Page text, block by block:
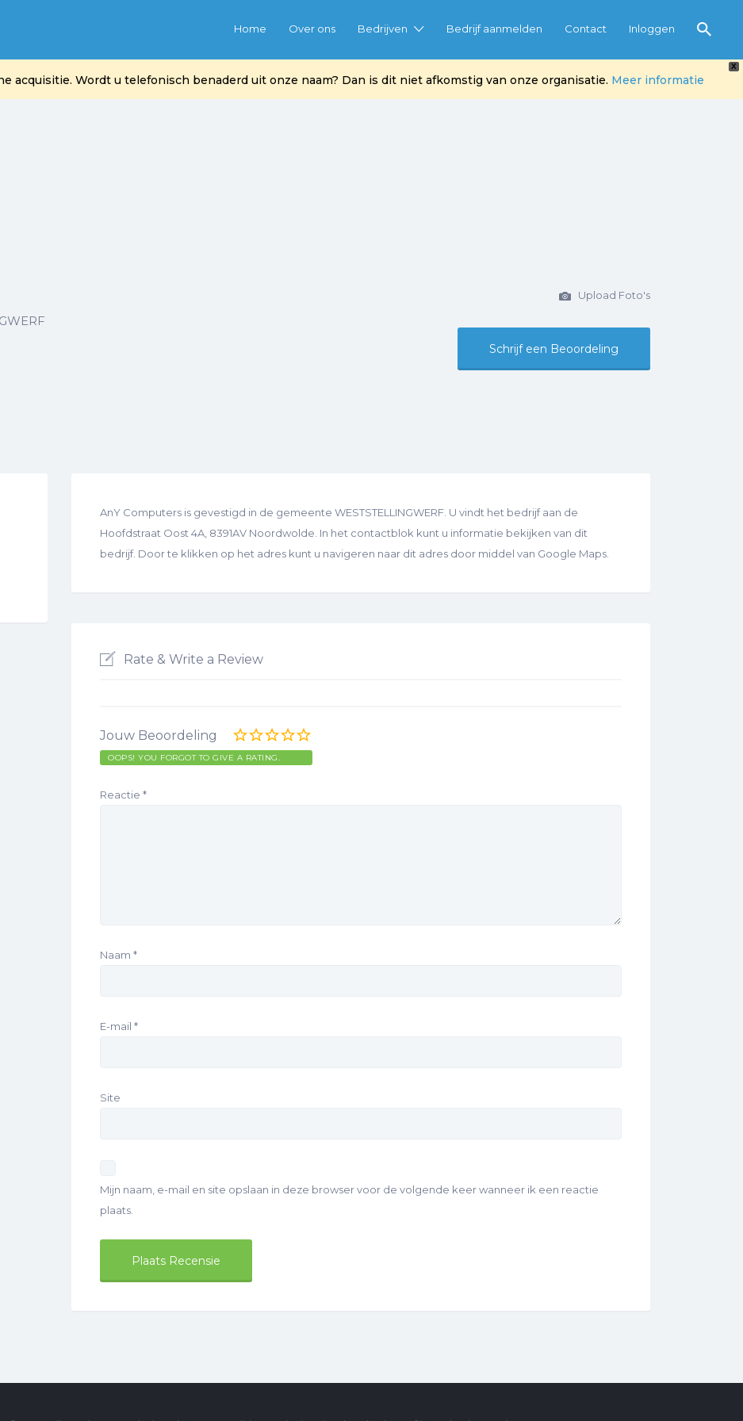
X
acquisitie. Wordt u telefonisch benaderd uit onze naam? Dan is dit niet afkomstig van onze organisatie. Meer informatie
Home Over ons Bedrijven Bedrijf aanmelden Contact Inloggen
Upload Foto's
Schrijf een Beoordeling
AnY Computers is gevestigd in de gemeente WESTSTELLINGWERF. U vindt het bedrijf aan de
Hoofdstraat Oost 4A, 8391AV Noordwolde. In het contactblok kunt u informatie bekijken van dit
bedrijf. Door te klikken op het adres kunt u navigeren naar dit adres door middel van Google Maps.
Rate & Write a Review
Jouw Beoordeling
OOPS! YOU FORGOT TO GIVE A RATING.
Reactie *
Naam *
E-mail *
Site
Mijn naam, e-mail en site opslaan in deze browser voor de volgende keer wanneer ik een reactie
plaats.